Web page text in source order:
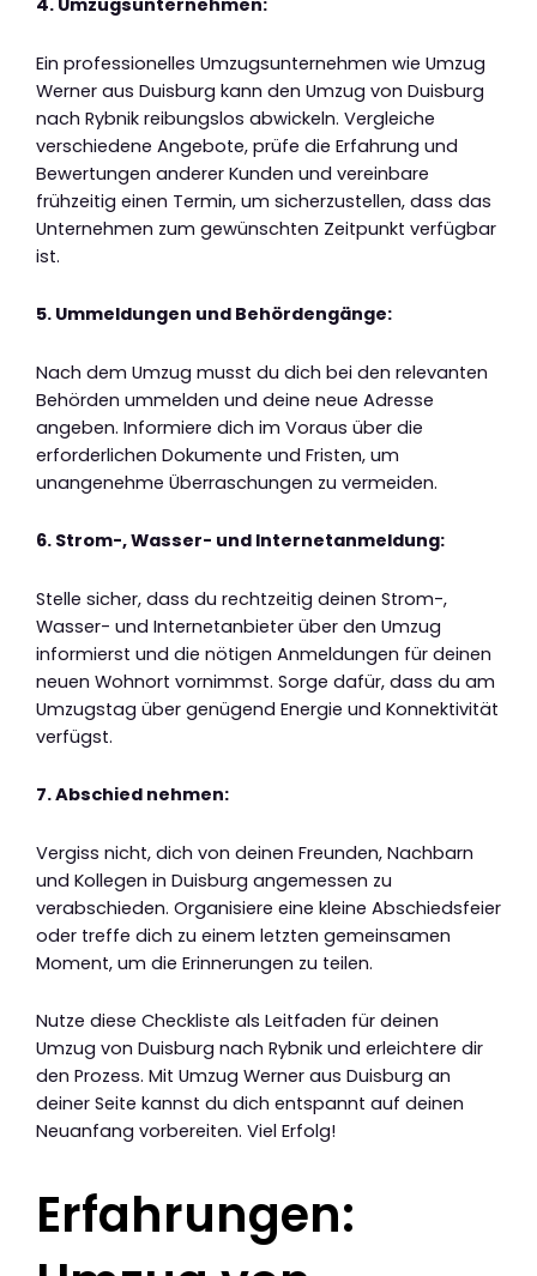
4. Umzugsunternehmen:
Ein professionelles Umzugsunternehmen wie Umzug
Werner aus Duisburg kann den Umzug von Duisburg
nach Rybnik reibungslos abwickeln. Vergleiche
verschiedene Angebote, prüfe die Erfahrung und
Bewertungen anderer Kunden und vereinbare
frühzeitig einen Termin, um sicherzustellen, dass das
Unternehmen zum gewünschten Zeitpunkt verfügbar
ist.
5. Ummeldungen und Behördengänge:
Nach dem Umzug musst du dich bei den relevanten
Behörden ummelden und deine neue Adresse
angeben. Informiere dich im Voraus über die
erforderlichen Dokumente und Fristen, um
unangenehme Überraschungen zu vermeiden.
6. Strom-, Wasser- und Internetanmeldung:
Stelle sicher, dass du rechtzeitig deinen Strom-,
Wasser- und Internetanbieter über den Umzug
informierst und die nötigen Anmeldungen für deinen
neuen Wohnort vornimmst. Sorge dafür, dass du am
Umzugstag über genügend Energie und Konnektivität
verfügst.
7. Abschied nehmen:
Vergiss nicht, dich von deinen Freunden, Nachbarn
und Kollegen in Duisburg angemessen zu
verabschieden. Organisiere eine kleine Abschiedsfeier
oder treffe dich zu einem letzten gemeinsamen
Moment, um die Erinnerungen zu teilen.
Nutze diese Checkliste als Leitfaden für deinen
Umzug von Duisburg nach Rybnik und erleichtere dir
den Prozess. Mit Umzug Werner aus Duisburg an
deiner Seite kannst du dich entspannt auf deinen
Neuanfang vorbereiten. Viel Erfolg!
Erfahrungen: